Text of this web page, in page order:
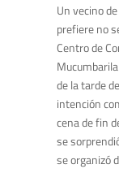
Un vecino
prefiere no
Centro de
de la tarde
intención
cena de fin
se
se organizó